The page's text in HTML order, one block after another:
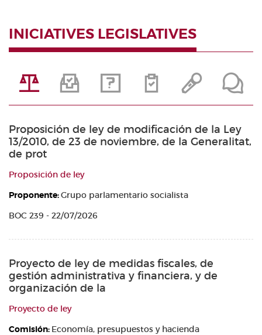
INICIATIVES LEGISLATIVES
Proposición de ley de modificación de la Ley
13/2010, de 23 de noviembre, de la Generalitat,
de prot
Proposición de ley
Proponente:Grupo parlamentario socialista
BOC 239 - 22/07/2026
Proyecto de ley de medidas fiscales, de
gestión administrativa y financiera, y de
organización de la
Proyecto de ley
Comisión: Economía, presupuestos y hacienda